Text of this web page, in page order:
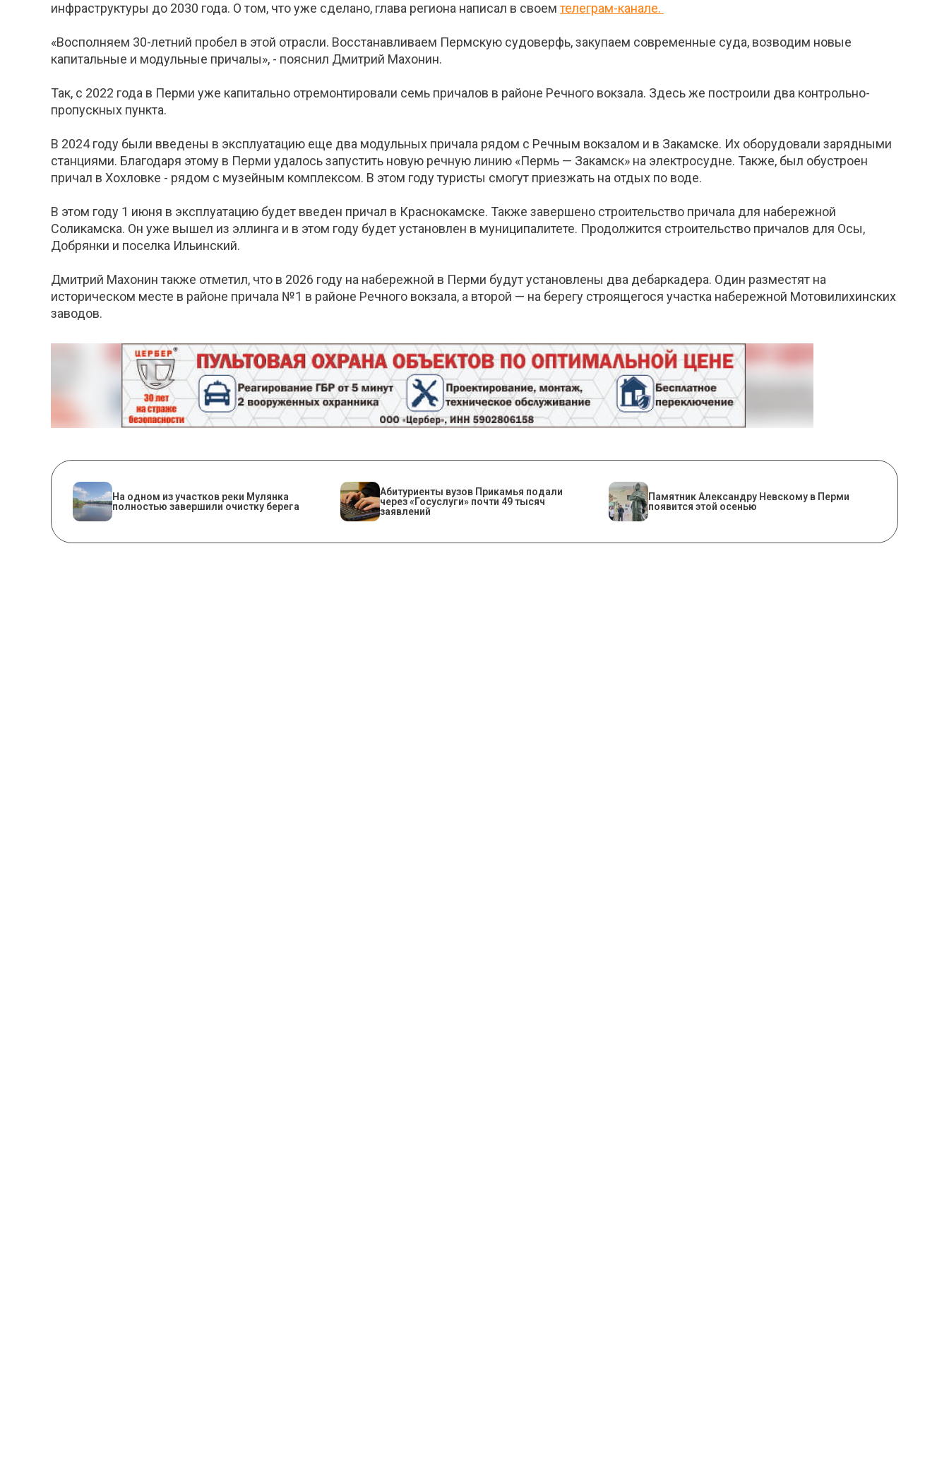
инфраструктуры до 2030 года. О том, что уже сделано, глава региона написал в своемтелеграм-канале.
«Восполняем 30-летний пробел в этой отрасли. Восстанавливаем Пермскую судоверфь, закупаем современные суда, возводим новые
капитальные и модульные причалы», - пояснил Дмитрий Махонин.
Так, с 2022 года в Перми уже капитально отремонтировали семь причалов в районе Речного вокзала. Здесь же построили два контрольно-
пропускных пункта.
В 2024 году были введены в эксплуатацию еще два модульных причала рядом с Речным вокзалом и в Закамске. Их оборудовали зарядными
станциями. Благодаря этому в Перми удалось запустить новую речную линию «Пермь — Закамск» на электросудне. Также, был обустроен
причал в Хохловке - рядом с музейным комплексом. В этом году туристы смогут приезжать на отдых по воде.
В этом году 1 июня в эксплуатацию будет введен причал в Краснокамске. Также завершено строительство причала для набережной
Соликамска. Он уже вышел из эллинга и в этом году будет установлен в муниципалитете. Продолжится строительство причалов для Осы,
Добрянки и поселка Ильинский.
Дмитрий Махонин также отметил, что в 2026 году на набережной в Перми будут установлены два дебаркадера. Один разместят на
историческом месте в районе причала №1 в районе Речного вокзала, а второй — на берегу строящегося участка набережной Мотовилихинских
заводов.
На одном из участков реки Мулянка
полностью завершили очистку берега
Абитуриенты вузов Прикамья подали
через «Госуслуги» почти 49 тысяч
заявлений
​Памятник Александру Невскому в Перми
появится этой осенью